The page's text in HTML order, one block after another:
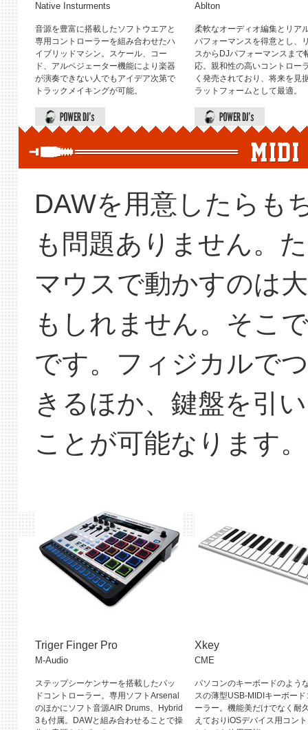
Native Insturments
音源を豊富に搭載したソフトウエアと
専用コントローラーを組み合わせたハ
イブリッドマシン。スケール、コー
ド、アルペジェーター機能により楽器
が演奏できない人でもアイデア次第で
トラックメイキングが可能。
Ablton
柔軟なオーディオ編集とリア
パフォーマンスを得意とし、
スからDJパフォーマンスまで
応。親和性の高いコントロー
く発売されており、将来を見
ラットフォームとして最適。
DAWを用意したらも
も問題ありません。
マウスで動かすのは
もしれません。そこ
です。フィジカルで
きるほか、鍵盤を引
ことが可能なります。
Triger Finger Pro
M-Audio
ステップシーケンサーを搭載したパッ
ドコントローラー。専用ソフトArsenal
のほかにソフト音源AIR Drums、Hybrid
3も付属。DAWと組み合わせることで操
Xkey
CME
パソコンのキーボードのよう
スの薄型USB-MIDIキーボー
ーラー。機能美だけでなく耐
えておりiOSデバイス用コン